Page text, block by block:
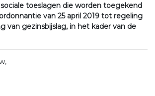
toeslagen die worden toegekend
van 25 april 2019 tot regeling
van gezinsbijslag, in het kader van de